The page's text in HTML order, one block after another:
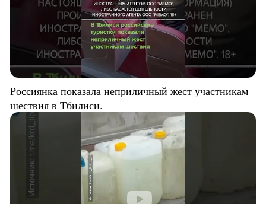
Россиянка показала неприличный жест участникам
шествия в Тбилиси.